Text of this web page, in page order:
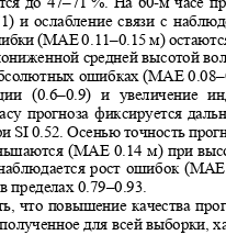
1) и ослабление связи с
(MAE 0.11–0.15 м)
средней высотой
ошибках (MAE 0.08–
(0.6–0.9) и увеличение
прогноза фиксируется
SI 0.52.Осенью точность
(MAE 0.14м) при
рост ошибок
пределах 0.79–0.93.
что повышение качества
для всей выборки,